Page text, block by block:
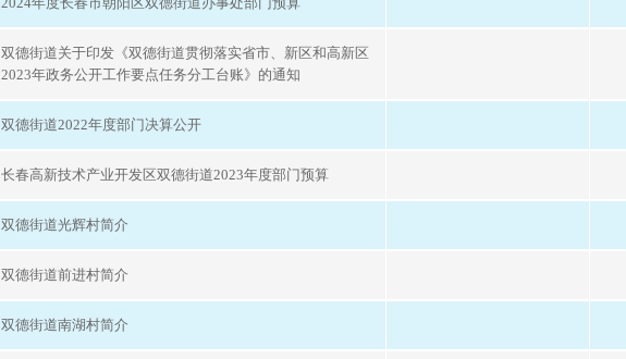
双德街道关于印发《双德街道贯彻落实省市、新区和高新区
2023年政务公开工作要点任务分工台账》的通知
双德街道2022年度部门决算公开
长春高新技术产业开发区双德街道2023年度部门预算
双德街道光辉村简介
双德街道前进村简介
双德街道南湖村简介